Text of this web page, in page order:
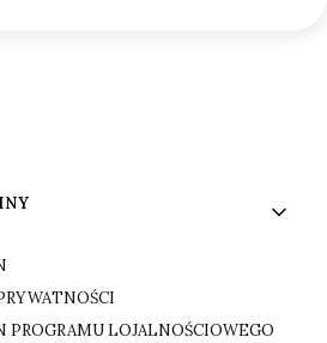
PROGRAMU LOJALNOŚCIOWEGO